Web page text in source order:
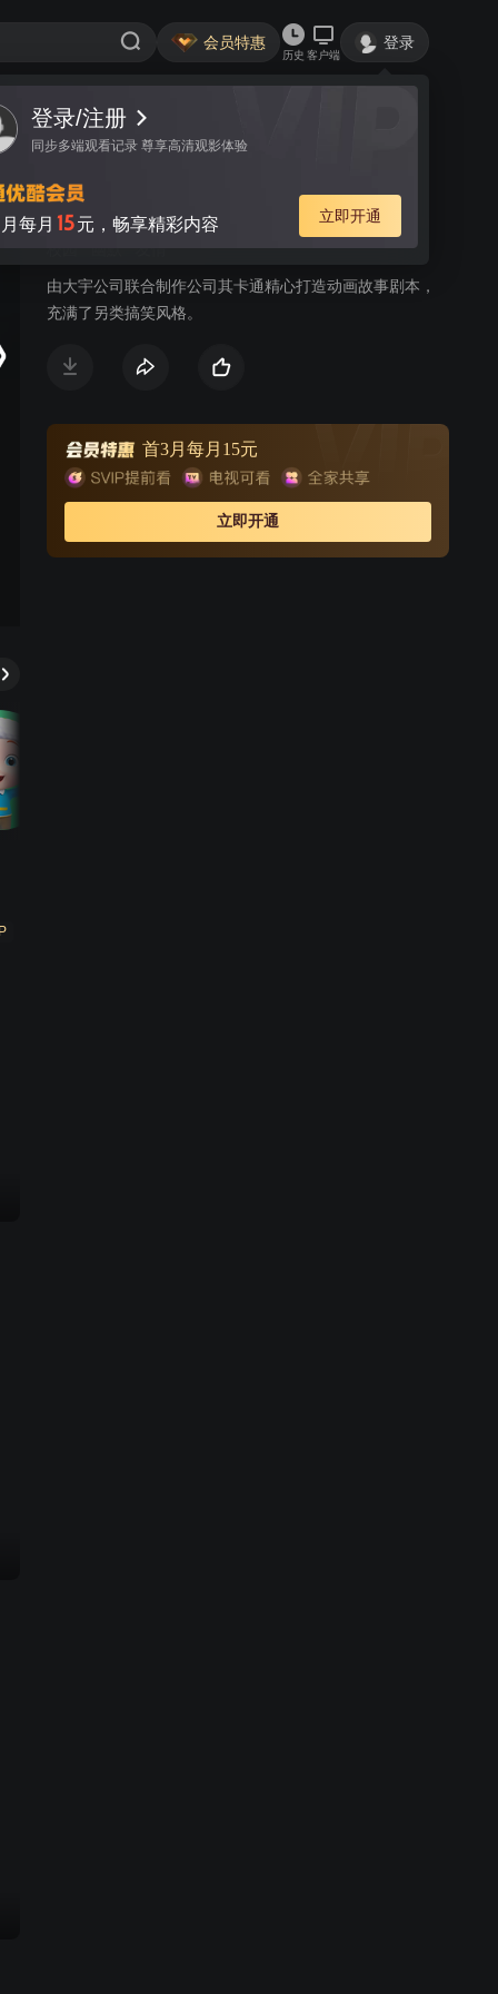
会员特惠
历史 客户端
登录
登录/注册
同步多端观看记录 尊享高清观影体验
月每月 15元，畅享精彩内容 立即开通
视频 讨论
笑翱轩辕
友情
由大宇公司联合制作公司其卡通精心打造动画故事剧本，
充满了另类搞笑风格。
首3月每月15元
立即开通